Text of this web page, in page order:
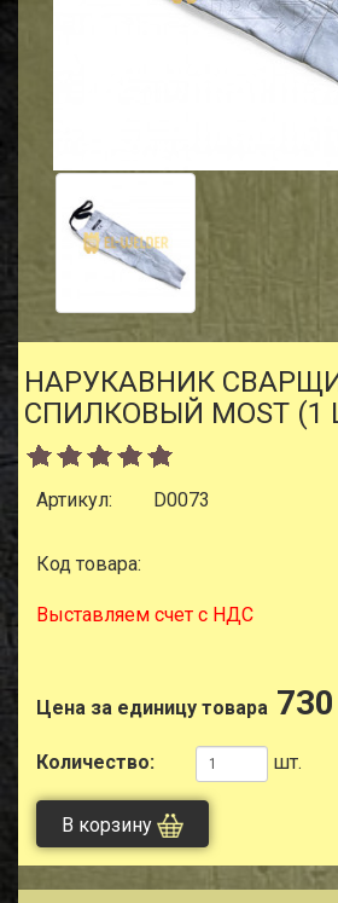
НАРУКАВНИК
СПИЛКОВЫЙ MOST (1
Артикул: D0073
Код товара:
Выставляем счет с НДС
Цена за единицу товара
Количество: шт.
В корзину